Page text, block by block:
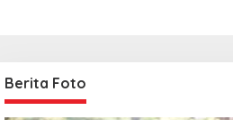
Berita Foto